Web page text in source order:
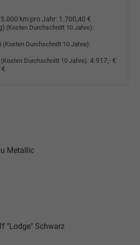
km pro Jahr: 1.700,40 €
(Kosten Durchschnitt 10 Jahre):
(Kosten Durchschnitt 10 Jahre):
(Kosten Durchschnitt 10 Jahre):4.917,- €
€
Metallic
"Lodge" Schwarz